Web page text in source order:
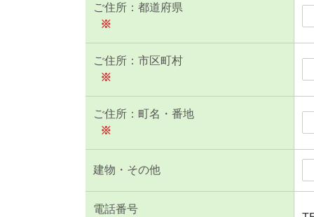
ご住所：都道府県
※
ご住所：市区町村
※
ご住所：町名・番地
※
建物・その他
電話番号